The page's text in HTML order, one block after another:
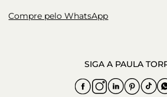
Compre pelo WhatsApp